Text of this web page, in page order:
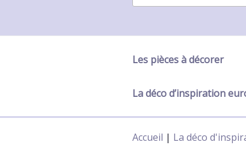
Les pièces à décorer
La déco d’inspiration
Accueil | La déco